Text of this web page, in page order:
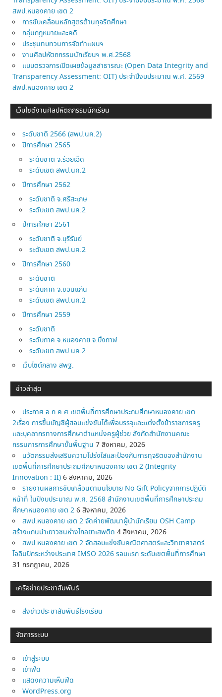
สพป.หนองคาย เขต 2
การขับเคลื่อนหลักสูตรต้านทุจริตศึกษา
กลุ่มกฎหมายและคดี
ประชุมทบทวนการจัดทำแผนฯ
งานศิลปหัตถกรรมนักเรียนฯ พ.ศ.2568
แบบตรวจการเปิดเผยข้อมูลสาธารณะ (Open Data Integrity and
Transparency Assessment: OIT) ประจำปีงบประมาณ พ.ศ. 2569
สพป.หนองคาย เขต 2
เว็บไซต์งานศิลปหัตถกรรมนักเรียน
ระดับชาติ 2566 (สพป.นค.2)
ปีการศึกษา 2565
ระดับชาติ จ.ร้อยเอ็ด
ระดับเขต สพป.นค.2
ปีการศึกษา 2562
ระดับชาติ จ.ศรีสะเกษ
ระดับเขต สพป.นค.2
ปีการศึกษา 2561
ระดับชาติ จ.บุรีรัมย์
ระดับเขต สพป.นค.2
ปีการศึกษา 2560
ระดับชาติ
ระดับภาค จ.ขอนแก่น
ระดับเขต สพป.นค.2
ปีการศึกษา 2559
ระดับชาติ
ระดับภาค จ.หนองคาย จ.บึงกาฬ
ระดับเขต สพป.นค.2
เว็บไซต์กลาง สพฐ.
ข่าวล่าสุด
ประกาศ อ.ก.ค.ศ.เขตพื้นที่การศึกษาประถมศึกษาหนองคาย เขต
2เรื่อง การขึ้นบัญชีผู้สอบแข่งขันได้เพื่อบรรจุและแต่งตั้งข้าราชการครู
และบุคลากรทางการศึกษาตำแหน่งครูผู้ช่วย สังกัดสำนักงานคณะ
กรรมการการศึกษาขั้นพื้นฐาน 7 สิงหาคม, 2026
นวัตกรรมส่งเสริมความโปร่งใสและป้องกันการทุจริตของสำนักงาน
เขตพื้นที่การศึกษาประถมศึกษาหนองคาย เขต 2 (Integrity
Innovation : II) 6 สิงหาคม, 2026
รายงานผลการขับเคลื่อนตามนโยบาย No Gift Policyจากการปฏิบัติ
หน้าที่ ในปีงบประมาณ พ.ศ. 2568 สำนักงานเขตพื้นที่การศึกษาประถม
ศึกษาหนองคาย เขต 2 6 สิงหาคม, 2026
สพป.หนองคาย เขต 2 จัดค่ายพัฒนาผู้นำนักเรียน OSH Camp
สร้างแกนนำเยาวชนห่างไกลยาเสพติด 4 สิงหาคม, 2026
สพป.หนองคาย เขต 2 จัดสอบแข่งขันคณิตศาสตร์และวิทยาศาสตร์
โอลิมปิกระหว่างประเทศ IMSO 2026 รอบแรก ระดับเขตพื้นที่การศึกษา
31 กรกฎาคม, 2026
เครือข่ายประชาสัมพันธ์
ส่งข่าวประชาสัมพันธ์โรงเรียน
จัดการระบบ
เข้าสู่ระบบ
เข้าฟีด
แสดงความเห็นฟีด
WordPress.org